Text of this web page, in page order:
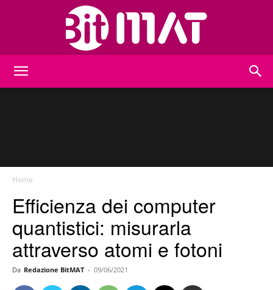
Home
Efficienza dei computer
quantistici: misurarla
attraverso atomi e fotoni
Da Redazione BitMAT - 09/06/2021